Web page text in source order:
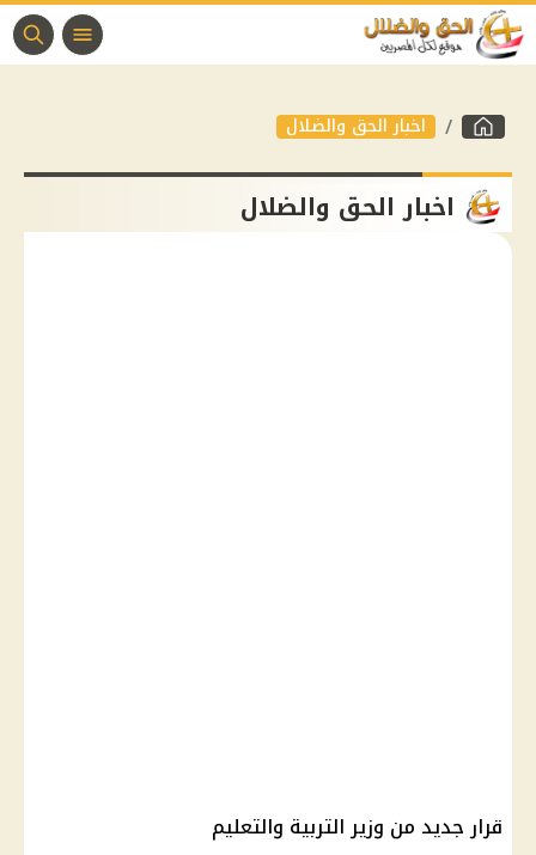
اخبار الحق والضلال
اخبار الحق والضلال
قرار جديد من وزير التربية والتعليم